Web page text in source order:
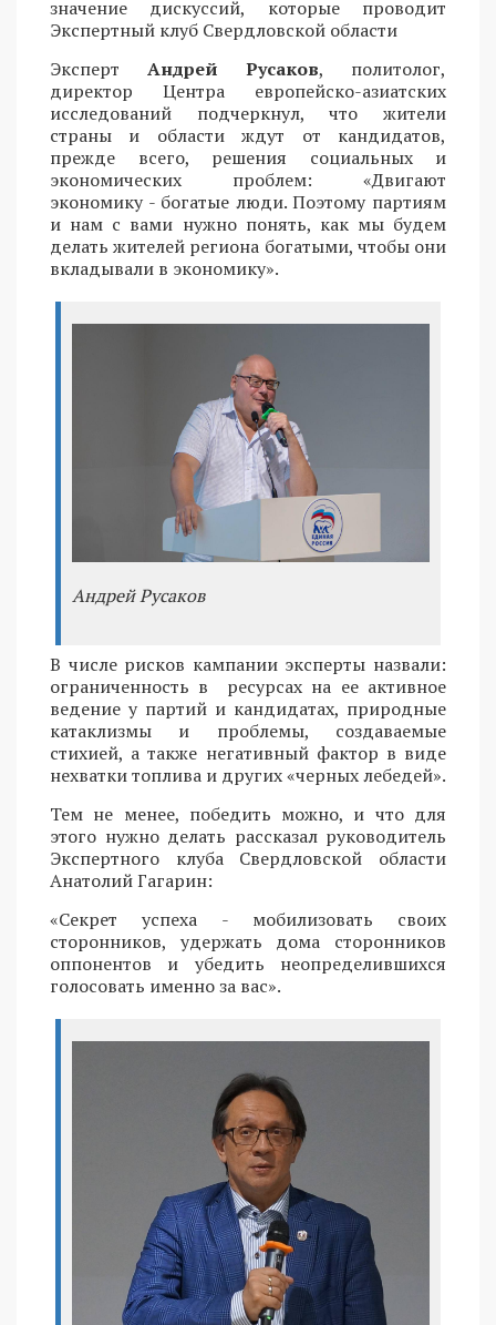
значение дискуссий, которые проводит
Экспертный клуб Свердловской области
Эксперт Андрей Русаков, политолог,
директор Центра европейско-азиатских
исследований подчеркнул, что жители
страны и области ждут от кандидатов,
прежде всего, решения социальных и
экономических проблем: «Двигают
экономику - богатые люди. Поэтому партиям
и нам с вами нужно понять, как мы будем
делать жителей региона богатыми, чтобы они
вкладывали в экономику».
Андрей Русаков
В числе рисков кампании эксперты назвали:
ограниченность в ресурсах на ее активное
ведение у партий и кандидатах, природные
катаклизмы и проблемы, создаваемые
стихией, а также негативный фактор в виде
нехватки топлива и других «черных лебедей».
Тем не менее, победить можно, и что для
этого нужно делать рассказал руководитель
Экспертного клуба Свердловской области
Анатолий Гагарин:
«Секрет успеха - мобилизовать своих
сторонников, удержать дома сторонников
оппонентов и убедить неопределившихся
голосовать именно за вас».